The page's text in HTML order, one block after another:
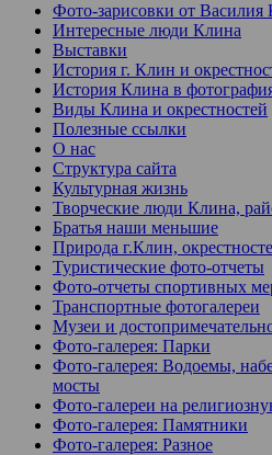
Фото-зарисовки от Василия
Интересные люди Клина
Выставки
История г. Клин и
История Клина в
Виды Клина и окрестностей
Полезные ссылки
О нас
Структура сайта
Культурная жизнь
Творческие люди Клина,
Братья наши меньшие
Природа г.Клин,
Туристические фото-отчеты
Фото-отчеты спортивных
Транспортные фотогалереи
Музеи и
Фото-галерея: Парки
Фото-галерея: Водоемы,
мосты
Фото-галереи на
Фото-галерея: Памятники
Фото-галерея: Разное